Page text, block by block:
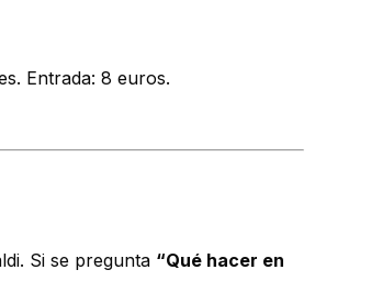
Entrada: 8 euros.
Si se pregunta “Qué hacer en